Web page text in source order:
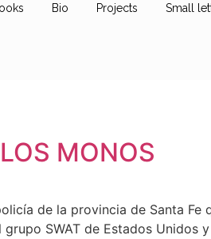
Bio Projects Small
MONOS
de la provincia de Santa
SWAT de Estados Unidos